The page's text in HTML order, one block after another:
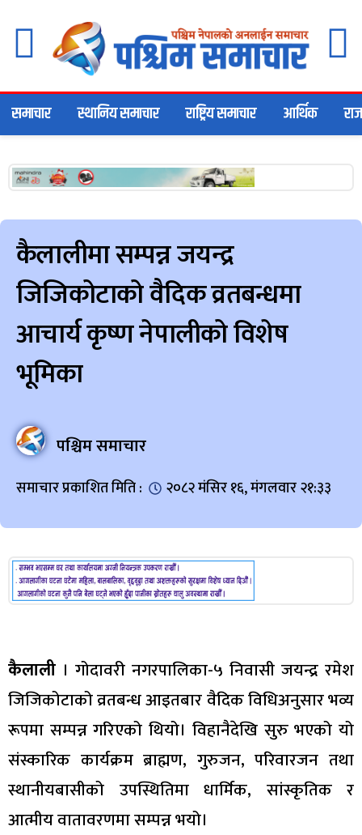
समाचार स्थानिय समाचार राष्ट्रिय समाचार आर्थिक
कैलालीमा सम्पन्न जयन्द्र
जिजिकोटाको वैदिक व्रतबन्धमा
आचार्य कृष्ण नेपालीको विशेष
भूमिका
पश्चिम समाचार
समाचार प्रकाशित मिति : २०८२ मंसिर १६, मंगलवार २१:३३
कैलाली । गोदावरी नगरपालिका-५ निवासी जयन्द्र रमेश
जिजिकोटाको व्रतबन्ध आइतबार वैदिक विधिअनुसार भव्य
रूपमा सम्पन्न गरिएको थियो। विहानैदेखि सुरु भएको यो
संस्कारिक कार्यक्रम ब्राह्मण, गुरुजन, परिवारजन तथा
स्थानीयबासीको उपस्थितिमा धार्मिक, सांस्कृतिक र
आत्मीय वातावरणमा सम्पन्न भयो।